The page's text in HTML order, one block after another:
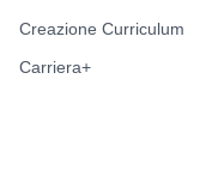
Creazione Curriculum
Carriera+